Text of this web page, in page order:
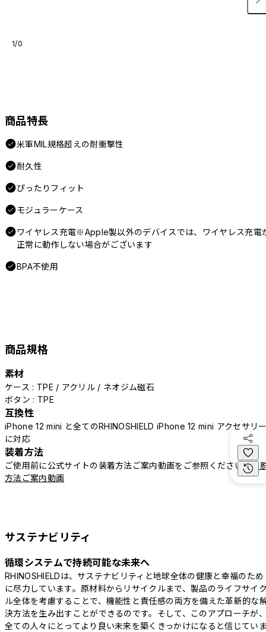
1/0
商品特長
米軍MIL規格超えの耐衝撃性
耐久性
ぴったりフィット
モジュラーケース
ワイヤレス充電※Apple製以外のデバイスでは、ワイヤレス充電
正常に動作しない場合がございます
BPA不使用
商品規格
素材
ケース : TPE / アクリル / ネオジム磁石
ボタン : TPE
互換性
iPhone 12 mini と全てのRHINOSHIELD iPhone 12 mini アクセサリ
に対応
装着方法
ご使用前に公式サイトの装着方法ご案内動画をご参照ください。着
方法ご案内動画
サステナビリティ
循環システムで持続可能な未来へ
RHINOSHIELDは、サステナビリティと地球全体の健康と幸福のため
に尽力しています。原材料からリサイクルまで、製品のライフサイ
ル全体を考慮することで、機能性と責任感の両方を備えた革新的な
決方法を生み出すことができるのです。そして、このアプローチが
全ての人々にとってより良い未来を築くきっかけになると信じてい